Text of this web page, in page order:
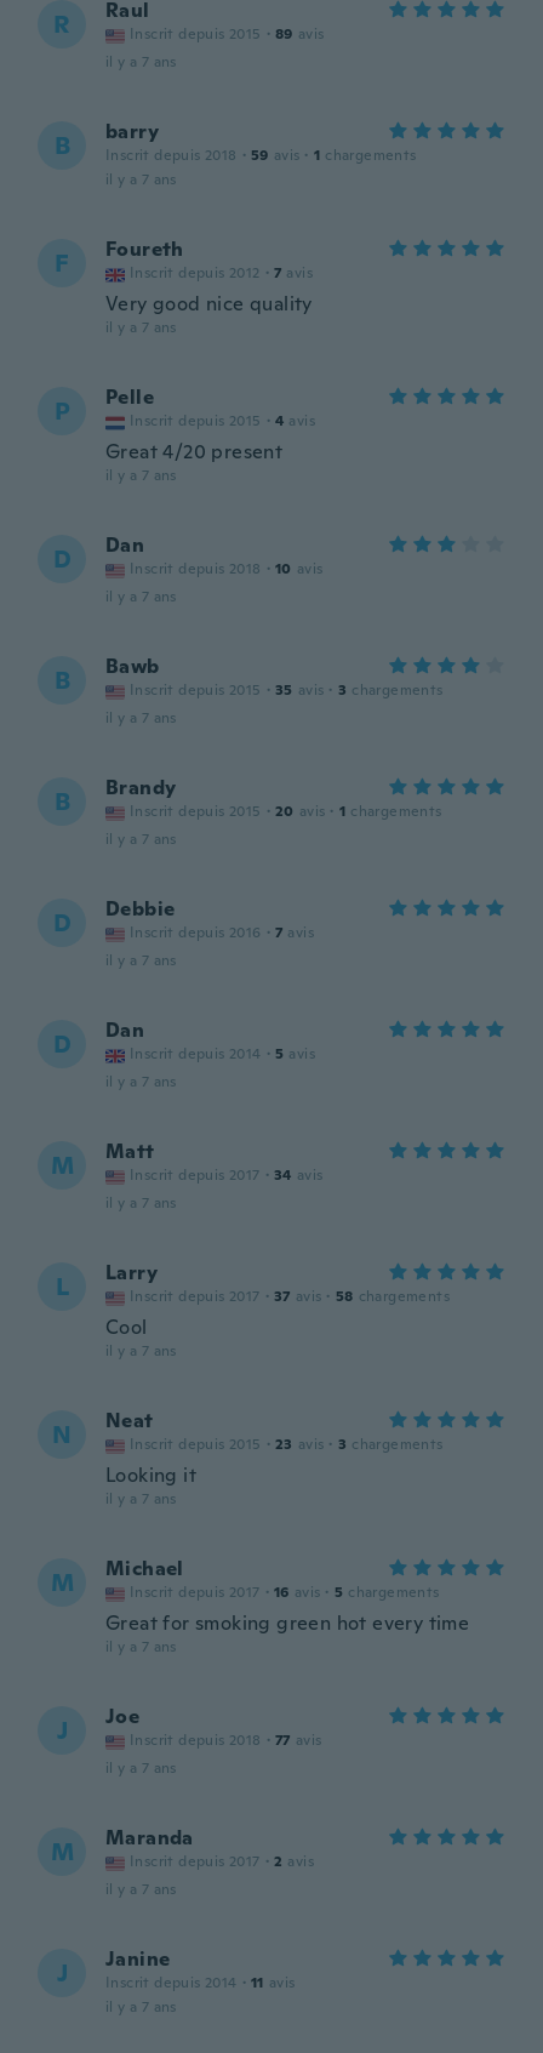
R Raul
Inscrit depuis 2015 · 89 avis
il y a 7 ans
B barry
Inscrit depuis 2018 · 59 avis · 1 chargements
il y a 7 ans
F Foureth
Inscrit depuis 2012 · 7 avis
Very good nice quality
il y a 7 ans
P Pelle
Inscrit depuis 2015 · 4 avis
Great 4/20 present
il y a 7 ans
D Dan
Inscrit depuis 2018 · 10 avis
il y a 7 ans
B Bawb
Inscrit depuis 2015 · 35 avis · 3 chargements
il y a 7 ans
B Brandy
Inscrit depuis 2015 · 20 avis · 1 chargements
il y a 7 ans
D Debbie
Inscrit depuis 2016 · 7 avis
il y a 7 ans
D Dan
Inscrit depuis 2014 · 5 avis
il y a 7 ans
M Matt
Inscrit depuis 2017 · 34 avis
il y a 7 ans
L Larry
Inscrit depuis 2017 · 37 avis · 58 chargements
Cool
il y a 7 ans
N Neat
Inscrit depuis 2015 · 23 avis · 3 chargements
Looking it
il y a 7 ans
M Michael
Inscrit depuis 2017 · 16 avis · 5 chargements
Great for smoking green hot every time
il y a 7 ans
J Joe
Inscrit depuis 2018 · 77 avis
il y a 7 ans
M Maranda
Inscrit depuis 2017 · 2 avis
il y a 7 ans
J Janine
Inscrit depuis 2014 · 11 avis
il y a 7 ans